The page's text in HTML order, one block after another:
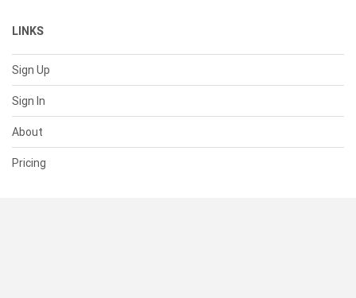
LINKS
Sign Up
Sign In
About
Pricing